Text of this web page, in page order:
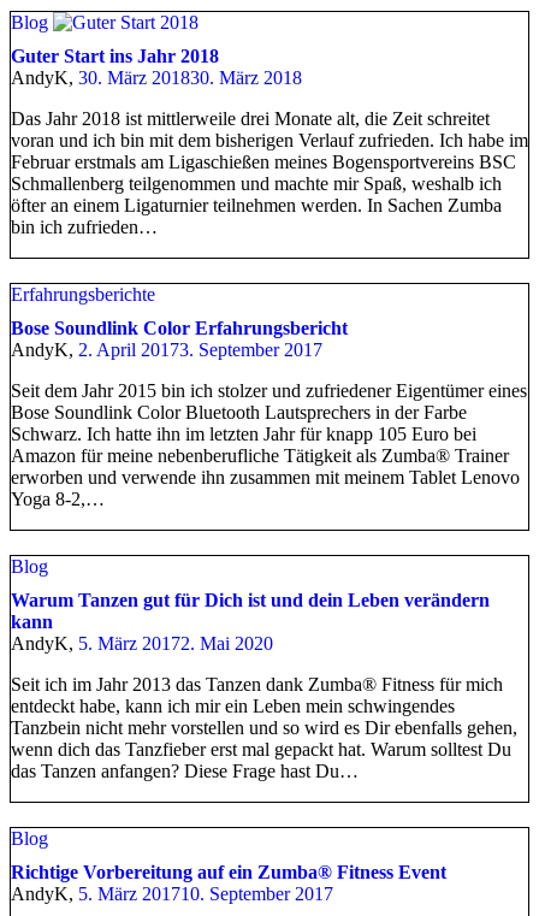
Blog
Guter Start ins Jahr 2018
AndyK, 30. März 201830. März 2018
Das Jahr 2018 ist mittlerweile drei Monate alt, die Zeit schreitet
voran und ich bin mit dem bisherigen Verlauf zufrieden. Ich habe im
Februar erstmals am Ligaschießen meines Bogensportvereins BSC
Schmallenberg teilgenommen und machte mir Spaß, weshalb ich
öfter an einem Ligaturnier teilnehmen werden. In Sachen Zumba
bin ich zufrieden…
Erfahrungsberichte
Bose Soundlink Color Erfahrungsbericht
AndyK, 2. April 20173. September 2017
Seit dem Jahr 2015 bin ich stolzer und zufriedener Eigentümer eines
Bose Soundlink Color Bluetooth Lautsprechers in der Farbe
Schwarz. Ich hatte ihn im letzten Jahr für knapp 105 Euro bei
Amazon für meine nebenberufliche Tätigkeit als Zumba® Trainer
erworben und verwende ihn zusammen mit meinem Tablet Lenovo
Yoga 8-2,…
Blog
Warum Tanzen gut für Dich ist und dein Leben verändern
kann
AndyK, 5. März 20172. Mai 2020
Seit ich im Jahr 2013 das Tanzen dank Zumba® Fitness für mich
entdeckt habe, kann ich mir ein Leben mein schwingendes
Tanzbein nicht mehr vorstellen und so wird es Dir ebenfalls gehen,
wenn dich das Tanzfieber erst mal gepackt hat. Warum solltest Du
das Tanzen anfangen? Diese Frage hast Du…
Blog
Richtige Vorbereitung auf ein Zumba® Fitness Event
AndyK, 5. März 201710. September 2017